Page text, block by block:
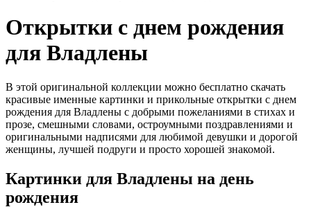
Открытки с днем рождения
для Владлены
В этой оригинальной коллекции можно бесплатно скачать
красивые именные картинки и прикольные открытки с днем
рождения для Владлены с добрыми пожеланиями в стихах и
прозе, смешными словами, остроумными поздравлениями и
оригинальными надписями для любимой девушки и дорогой
женщины, лучшей подруги и просто хорошей знакомой.
Картинки для Владлены на день
рождения